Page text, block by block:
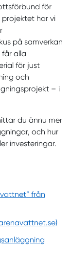
för
har vi
på samverkan
alla
för just
och
– i
du ännu mer
och hur
investeringar.
från